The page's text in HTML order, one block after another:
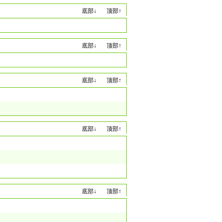
底部↓ 顶部↑
底部↓ 顶部↑
底部↓ 顶部↑
底部↓ 顶部↑
底部↓ 顶部↑